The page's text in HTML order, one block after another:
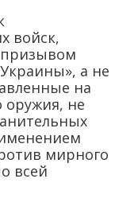
войск,
а не
на
оружия, не
мирного
всей